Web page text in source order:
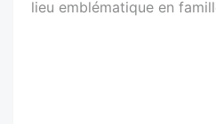
lieu emblématique en